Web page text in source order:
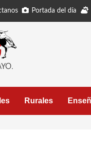
Portada del día
Rurales